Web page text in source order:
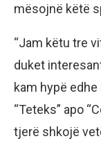
mësojnë këtë
“Jam këtu tre
duket
kam hypë
“Teteks” apo
tjerë shkojë